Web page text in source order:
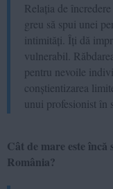
Relația de
greu să spui unei
intimități. Îți dă
vulnerabil.
pentru nevoile
conștientizarea
unui profesionist în
Cât de mare este
România?